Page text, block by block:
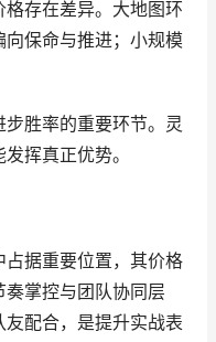
存在差异。大地图环
保命与推进；小规模
胜率的重要环节。灵
挥真正优势。
据重要位置，其价格
掌控与团队协同层
配合，是提升实战表